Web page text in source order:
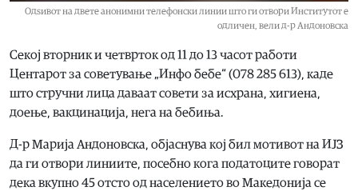
Одѕивот на двете анонимни телефонски линии што ги отвори Институтот е
одличен, вели д-р Андоновска
Секој вторник и четврток од 11 до 13 часот работи
Центарот за советување „Инфо бебе“ (078 285 613), каде
што стручни лица даваат совети за исхрана, хигиена,
доење, вакцинација, нега на бебиња.
Д-р Марија Андоновска, објаснува кој бил мотивот на ИЈЗ
да ги отвори линиите, посебно кога податоците говорат
дека вкупно 45 отсто од населението во Македонија се